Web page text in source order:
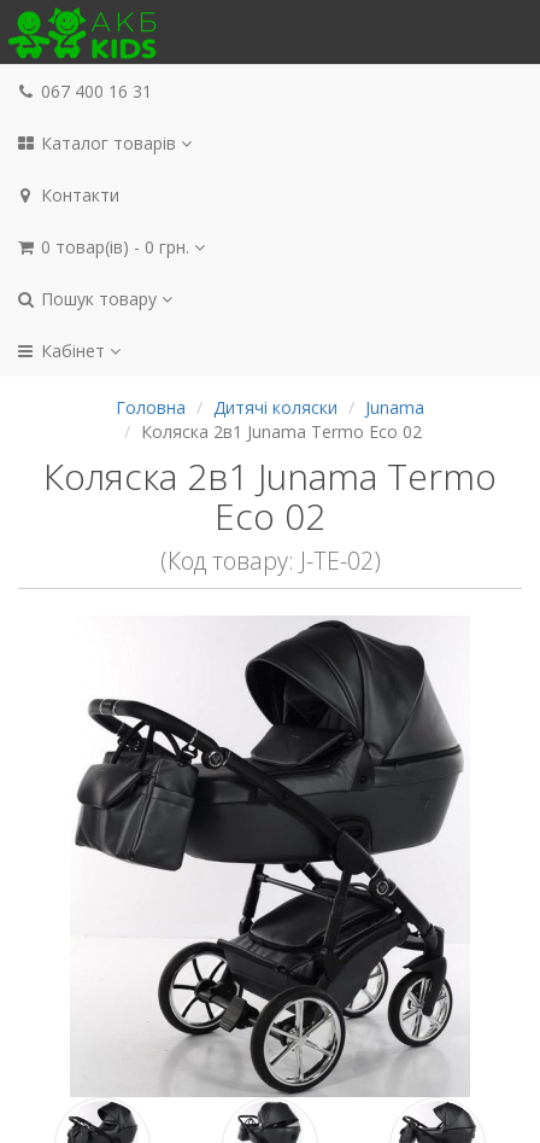
067 400 16 31
Каталог товарів
Контакти
0 товар(ів) - 0 грн.
Пошук товару
Кабінет
Головна Дитячі коляски
Junama
Коляска 2в1 Junama Termo Eco 02
Коляска 2в1 Junama Termo
Eco 02
(Код товару: J-TE-02)